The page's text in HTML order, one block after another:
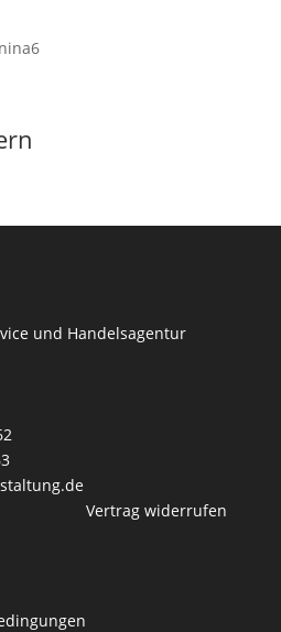
Produkte
66
und Handelsagentur
Vertrag widerrufen